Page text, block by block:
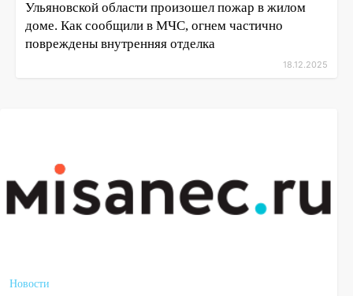
Ульяновской области произошел пожар в жилом
доме. Как сообщили в МЧС, огнем частично
повреждены внутренняя отделка
18.12.2025
Новости